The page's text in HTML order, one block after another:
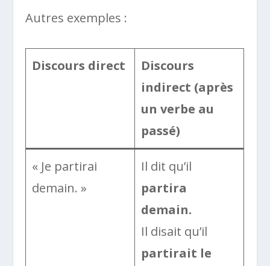
Autres exemples :
Discours direct
Discours
indirect (après
un verbe au
passé)
« Je partirai
demain. »
Il dit qu’il
partira
demain.
Il disait qu’il
partirait le